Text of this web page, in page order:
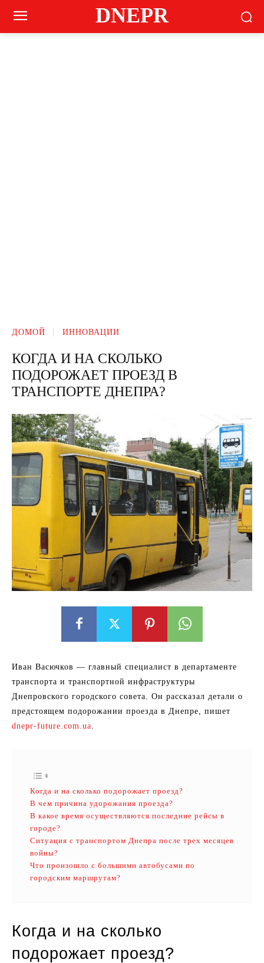
DNEPR
ДОМОЙ ИННОВАЦИИ
КОГДА И НА СКОЛЬКО
ПОДОРОЖАЕТ ПРОЕЗД В
ТРАНСПОРТЕ ДНЕПРА?
Иван Васючков — главный специалист в департаменте
транспорта и транспортной инфраструктуры
Днепровского городского совета. Он рассказал детали о
предстоящем подорожании проезда в Днепре, пишет
dnepr-future.com.ua.
Когда и на сколько подорожает проезд?
В чем причина удорожания проезда?
В какое время осуществляются последние рейсы в
городе?
Ситуация с транспортом Днепра после трех месяцев
войны?
Что произошло с большими автобусами по
городским маршрутам?
Когда и на сколько
подорожает проезд?